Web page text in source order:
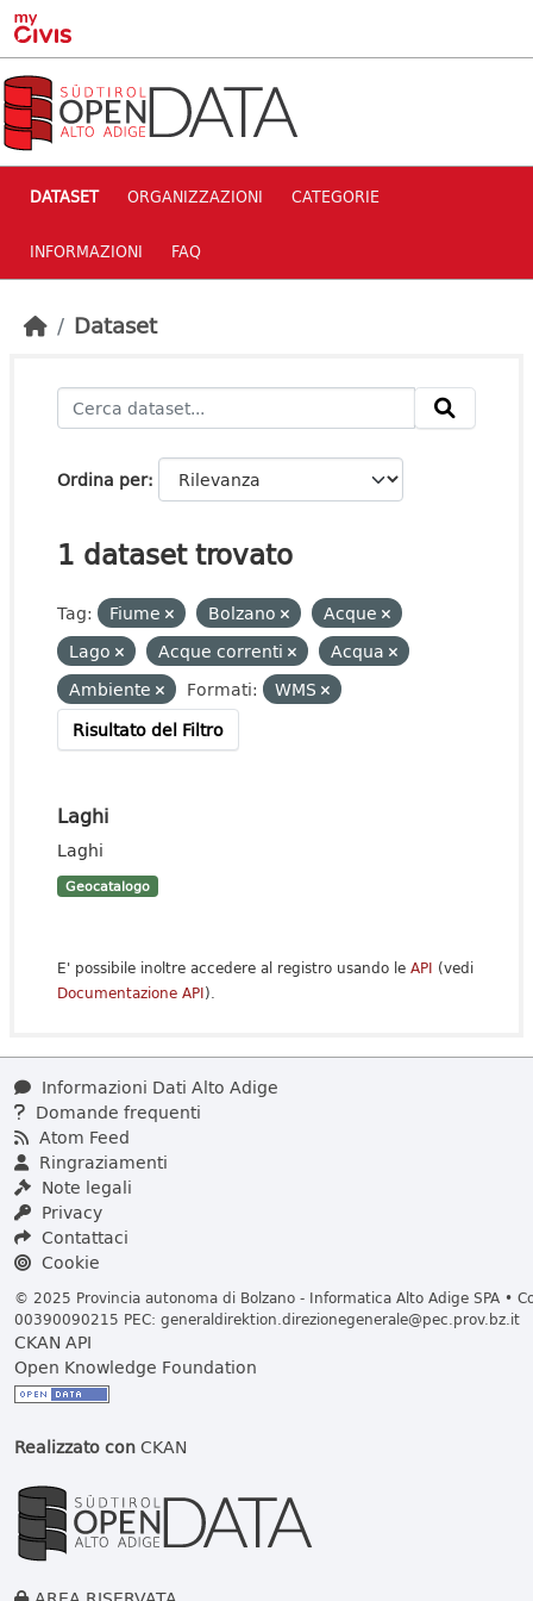
Skip to main content
DATASET ORGANIZZAZIONI CATEGORIE
INFORMAZIONI FAQ
Dataset
Ordina per
1 dataset trovato
Tag: Fiume Bolzano
Acque
Lago
Acque correnti
Acqua
Ambiente
Formati:
WMS
Risultato del Filtro
Laghi
Laghi
Geocatalogo
E' possibile inoltre accedere al registro usando le API (vedi
Documentazione API).
Informazioni Dati Alto Adige
Domande frequenti
Atom Feed
Ringraziamenti
Note legali
Privacy
Contattaci
Cookie
© 2025 Provincia autonoma di Bolzano - Informatica Alto Adige SPA •
00390090215 PEC: generaldirektion.direzionegenerale@pec.prov.bz.it
CKAN API
Open Knowledge Foundation
Realizzato conCKAN